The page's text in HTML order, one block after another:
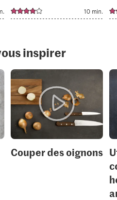
10 min.
inspirer
Couper des oignons